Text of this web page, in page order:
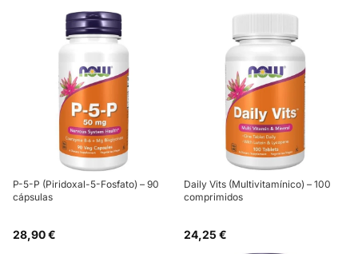
P-5-P (Piridoxal-5-Fosfato) – 90
cápsulas
28,90 €
Daily Vits (Multivitamínico) – 100
comprimidos
24,25 €